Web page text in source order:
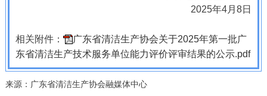
2025年4月8日
相关附件：
广东省清洁生产协会关于2025年第一批广
东省清洁生产技术服务单位能力评价评审结果的公示.pdf
来源：广东省清洁生产协会融媒体中心